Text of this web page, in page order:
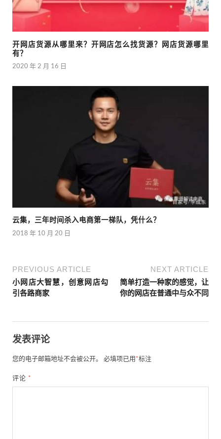
开网店货源从哪里来？开网店怎么找货源？网店货源哪里
有？
2020 年 2 月 16 日
云集，三年时间杀入电商第一梯队，凭什么？
2018 年 10 月 20 日
PREVIOUS ARTICLE
小网店大智慧，创意网店勾
引各路商家
NEXT ARTICLE
简单打造一种家的感觉，让
你的网店在普通中与众不同
发表评论
您的电子邮箱地址不会被公开。 必填项已用 *标注
评论 *